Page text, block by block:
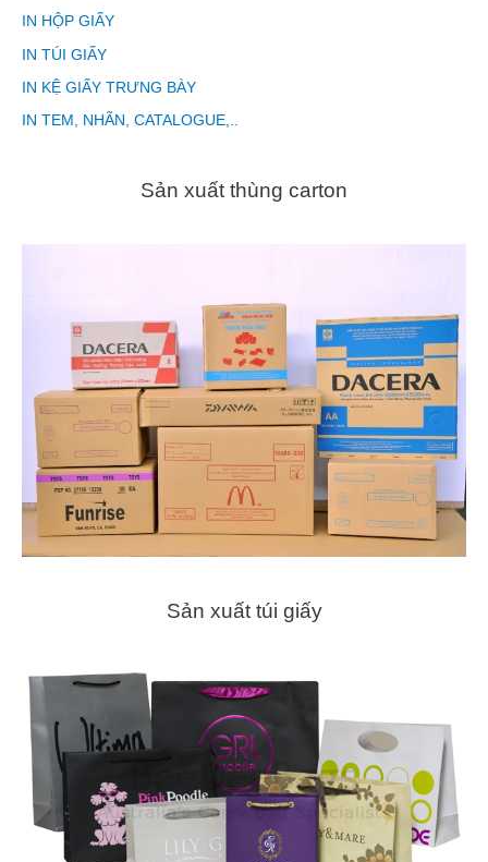
IN HỘP GIẤY
IN TÚI GIẤY
IN KỆ GIẤY TRƯNG BÀY
IN TEM, NHÃN, CATALOGUE,..
Sản xuất thùng carton
Sản xuất túi giấy